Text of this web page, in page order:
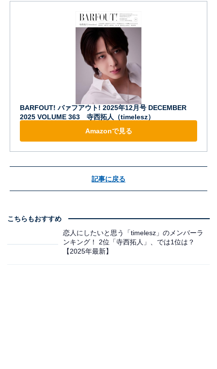
BARFOUT! バァフアウト! 2025年12月号 DECEMBER
2025 VOLUME 363 寺西拓人（timelesz）
Amazonで見る
記事に戻る
こちらもおすすめ
恋人にしたいと思う「timelesz」のメンバーラ
ンキング！ 2位「寺西拓人」、では1位は？
【2025年最新】